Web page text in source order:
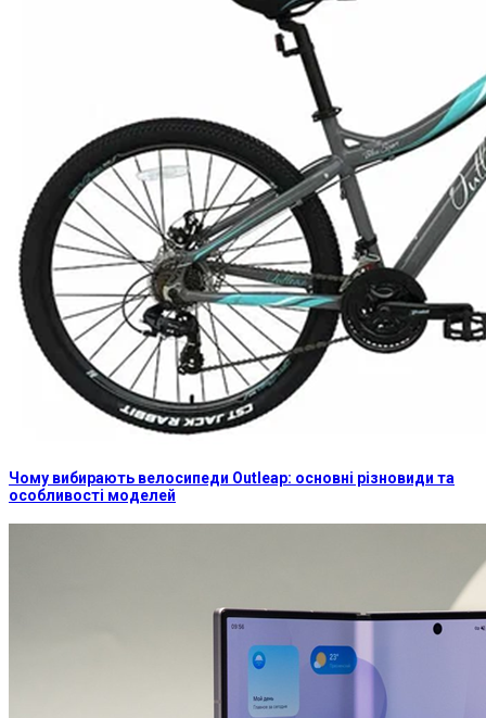
Чому вибирають велосипеди Outleap: основні різновиди та
особливості моделей